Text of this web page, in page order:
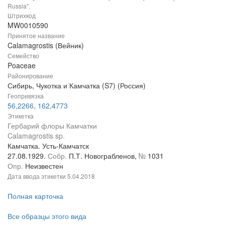
Russia".
Штрихкод
MW0010590
Принятое название
Calamagrostis (Вейник)
Семейство
Poaceae
Районирование
Сибирь, Чукотка и Камчатка (S7) (Россия)
Геопривязка
56,2266, 162,4773
Этикетка
Гербарий флоры Камчатки
Calamagrostis sp.
Камчатка. Усть-Камчатск
27.08.1929. Собр. П.Т. Новограбленов, № 1031
Опр. Неизвестен
Дата ввода этикетки 5.04.2018
Полная карточка
Все образцы этого вида